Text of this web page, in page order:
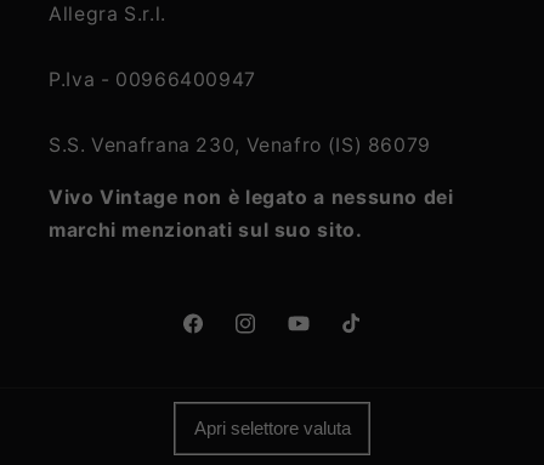
Allegra S.r.l.
P.Iva - 00966400947
S.S. Venafrana 230, Venafro (IS) 86079
Vivo Vintage non è legato a nessuno dei
marchi menzionati sul suo sito.
FacebookInstagramYouTubeTikTok
Apri selettore valuta